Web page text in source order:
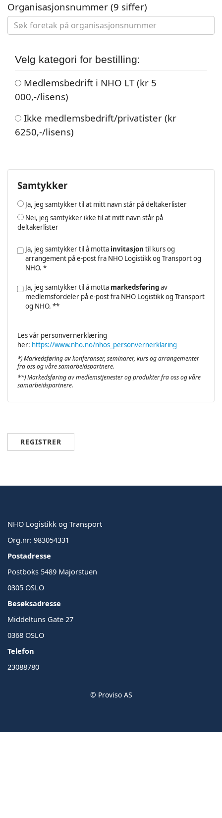
Organisasjonsnummer (9 siffer)
Velg kategori for bestilling:
Medlemsbedrift i NHO LT (kr 5
000,-/lisens)
Ikke medlemsbedrift/privatister (kr
6250,-/lisens)
Samtykker
Ja, jeg samtykker til at mitt navn står på deltakerlister
Nei, jeg samtykker ikke til at mitt navn står på
deltakerlister
Ja, jeg samtykker til å motta invitasjon til kurs og
arrangement på e-post fra NHO Logistikk og Transport og
NHO. *
Ja, jeg samtykker til å motta markedsføringav
medlemsfordeler på e-post fra NHO Logistikk og Transport
og NHO. **
Les vår personvernerklæring
her: https://www.nho.no/nhos_personvernerklaring
*) Markedsføring av konferanser, seminarer, kurs og arrangementer
fra oss og våre samarbeidspartnere.
**) Markedsføring av medlemstjenester og produkter fra oss og våre
samarbeidspartnere.
REGISTRER
NHO Logistikk og Transport
Org.nr: 983054331
Postadresse
Postboks 5489 Majorstuen
0305 OSLO
Besøksadresse
Middeltuns Gate 27
0368 OSLO
Telefon
23088780
© Proviso AS